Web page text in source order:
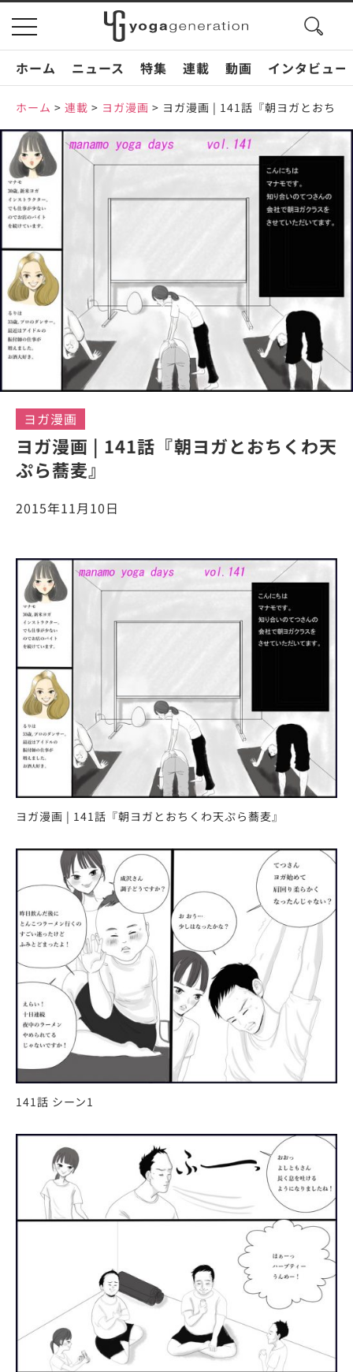
toggle
navigation
search
ホーム
ニュース 特集 連載 動画 インタビュー
ホーム > 連載 > ヨガ漫画 > ヨガ漫画 | 141話『朝ヨガとおちく
ヨガ漫画
ヨガ漫画 | 141話『朝ヨガとおちくわ天
ぷら蕎麦』
2015年11月10日
ヨガ漫画 | 141話『朝ヨガとおちくわ天ぷら蕎麦』
141話 シーン1